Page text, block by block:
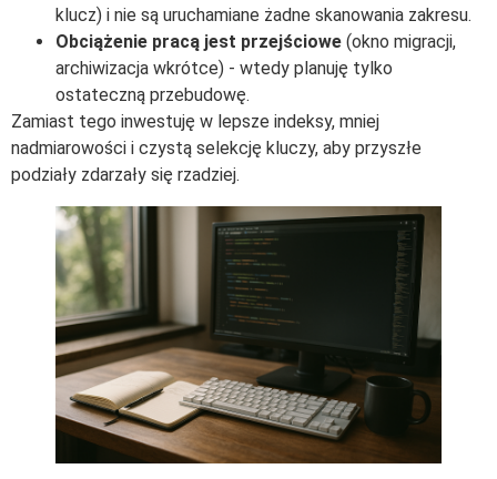
klucz) i nie są uruchamiane żadne skanowania zakresu.
Obciążenie pracą jest przejściowe (okno migracji,
archiwizacja wkrótce) - wtedy planuję tylko
ostateczną przebudowę.
Zamiast tego inwestuję w lepsze indeksy, mniej
nadmiarowości i czystą selekcję kluczy, aby przyszłe
podziały zdarzały się rzadziej.